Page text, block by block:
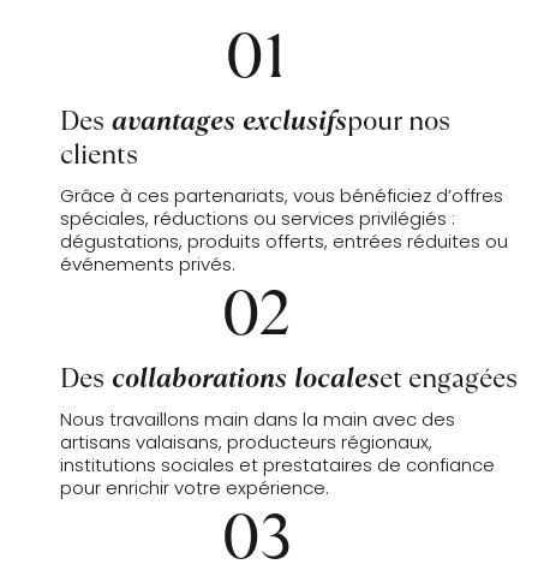
01
Des avantages exclusifspour nos
clients
Grâce à ces partenariats, vous bénéficiez d’offres
spéciales, réductions ou services privilégiés :
dégustations, produits offerts, entrées réduites ou
événements privés.
02
Des collaborations localeset engagées
Nous travaillons main dans la main avec des
artisans valaisans, producteurs régionaux,
institutions sociales et prestataires de confiance
pour enrichir votre expérience.
03